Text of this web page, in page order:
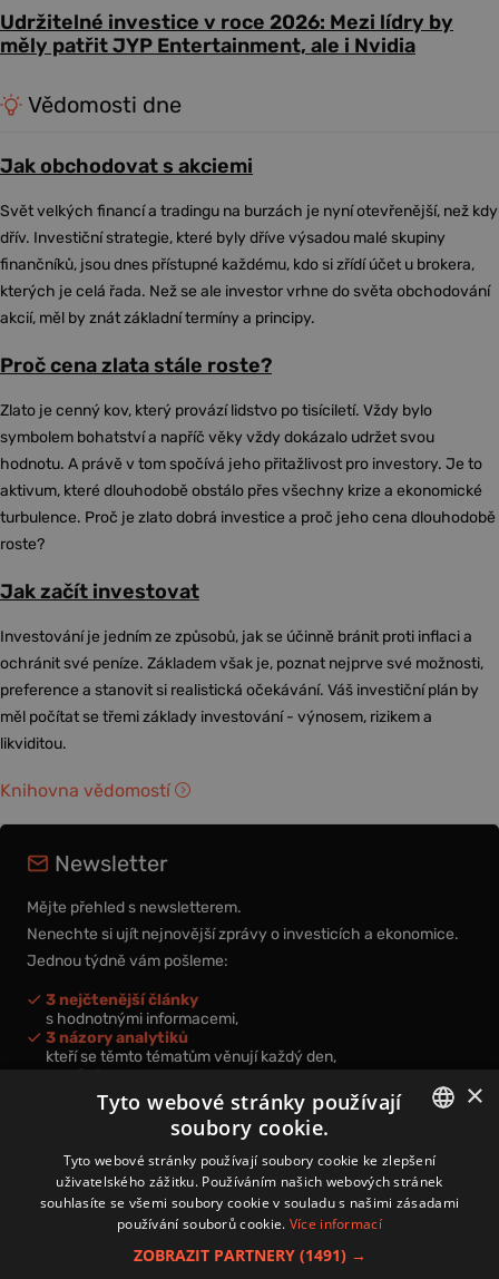
Udržitelné investice v roce 2026: Mezi lídry by
měly patřit JYP Entertainment, ale i Nvidia
Vědomosti dne
Jak obchodovat s akciemi
Svět velkých financí a tradingu na burzách je nyní otevřenější, než kdy
dřív. Investiční strategie, které byly dříve výsadou malé skupiny
finančníků, jsou dnes přístupné každému, kdo si zřídí účet u brokera,
kterých je celá řada. Než se ale investor vrhne do světa obchodování
akcií, měl by znát základní termíny a principy.
Proč cena zlata stále roste?
Zlato je cenný kov, který provází lidstvo po tisíciletí. Vždy bylo
symbolem bohatství a napříč věky vždy dokázalo udržet svou
hodnotu. A právě v tom spočívá jeho přitažlivost pro investory. Je to
aktivum, které dlouhodobě obstálo přes všechny krize a ekonomické
turbulence. Proč je zlato dobrá investice a proč jeho cena dlouhodobě
roste?
Jak začít investovat
Investování je jedním ze způsobů, jak se účinně bránit proti inflaci a
ochránit své peníze. Základem však je, poznat nejprve své možnosti,
preference a stanovit si realistická očekávání. Váš investiční plán by
měl počítat se třemi základy investování - výnosem, rizikem a
likviditou.
Knihovna vědomostí
Newsletter
Mějte přehled s newsletterem.
Nenechte si ujít nejnovější zprávy o investicích a ekonomice.
Jednou týdně vám pošleme:
3 nejčtenější články
s hodnotnými informacemi,
3 názory analytiků
kteří se těmto tématům věnují každý den,
nová videa a podcasty
k prohloubení vašich znalostí.
Přihlášením k newsletteru vyjadřujete svůj souhlas spodmínkami
zpracování osobních údajů.
CZECH
×
Tyto webové stránky používají
soubory cookie.
Tyto webové stránky používají soubory cookie ke zlepšení
uživatelského zážitku. Používáním našich webových stránek
souhlasíte se všemi soubory cookie v souladu s našimi zásadami
používání souborů cookie. Více informací
ZOBRAZIT PARTNERY (1491) →